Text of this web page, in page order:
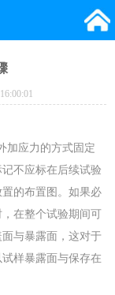
应力的方式固定
不应标在后续试验
的布置图。如果必
在整个试验期间可
与暴露面，这对于
样暴露面与保存在